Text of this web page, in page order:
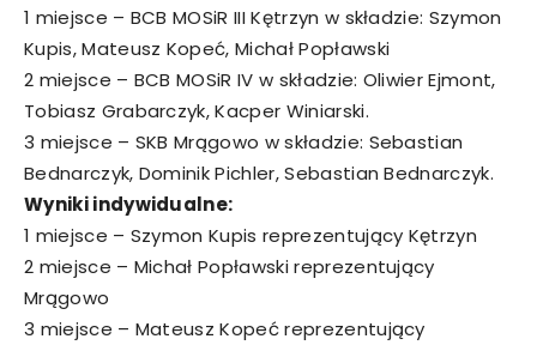
1 miejsce – BCB MOSiR III Kętrzyn w składzie: Szymon
Kupis, Mateusz Kopeć, Michał Popławski
2 miejsce – BCB MOSiR IV w składzie: Oliwier Ejmont,
Tobiasz Grabarczyk, Kacper Winiarski.
3 miejsce – SKB Mrągowo w składzie: Sebastian
Bednarczyk, Dominik Pichler, Sebastian Bednarczyk.
Wyniki indywidualne:
1 miejsce – Szymon Kupis reprezentujący Kętrzyn
2 miejsce – Michał Popławski reprezentujący
Mrągowo
3 miejsce – Mateusz Kopeć reprezentujący